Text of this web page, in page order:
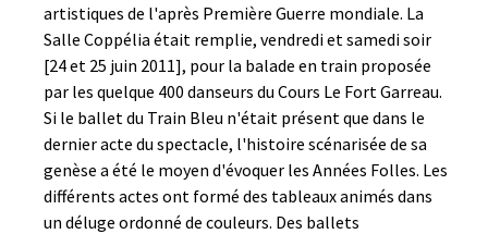
artistiques de l'après Première Guerre mondiale. La
Salle Coppélia était remplie, vendredi et samedi soir
[24 et 25 juin 2011], pour la balade en train proposée
par les quelque 400 danseurs du Cours Le Fort Garreau.
Si le ballet du Train Bleu n'était présent que dans le
dernier acte du spectacle, l'histoire scénarisée de sa
genèse a été le moyen d'évoquer les Années Folles. Les
différents actes ont formé des tableaux animés dans
un déluge ordonné de couleurs. Des ballets